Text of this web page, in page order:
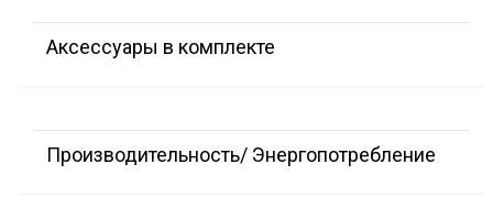
Аксессуары в комплекте
Производительность/ Энергопотребление